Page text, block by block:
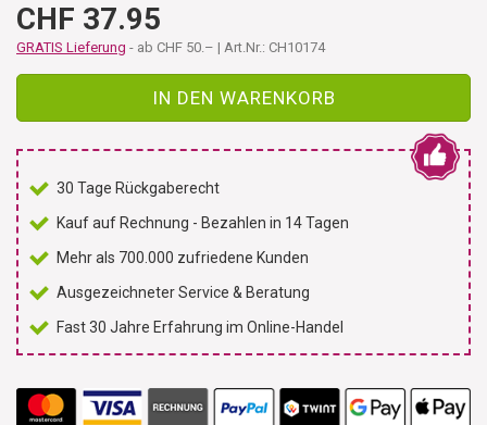
CHF 37.95
GRATIS Lieferung - ab CHF 50.– | Art.Nr.: CH10174
IN DEN WARENKORB
30 Tage Rückgaberecht
Kauf auf Rechnung - Bezahlen in 14 Tagen
Mehr als 700.000 zufriedene Kunden
Ausgezeichneter Service & Beratung
Fast 30 Jahre Erfahrung im Online-Handel